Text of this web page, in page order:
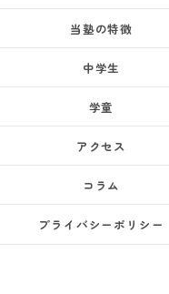
当塾の特徴
中学生
学童
アクセス
コラム
プライバシーポリシー